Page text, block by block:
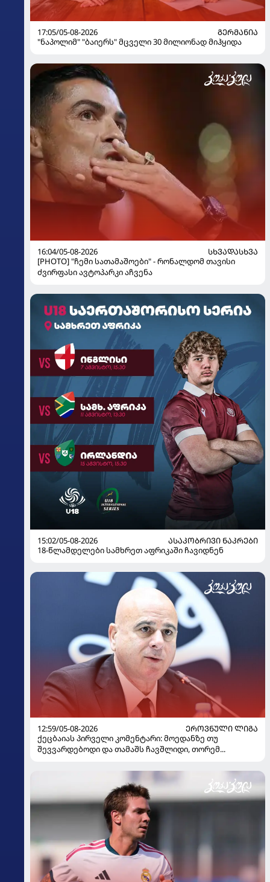
17:05/05-08-2026
ᲒᲔᲠᲛᲐᲜᲘᲐ
"ნაპოლიმ" "ბაიერს" მცველი 30 მილიონად მიჰყიდა
16:04/05-08-2026
ᲡᲮᲕᲐᲓᲐᲡᲮᲕᲐ
[PHOTO] "ჩემი სათამაშოები" - რონალდომ თავისი
ძვირფასი ავტოპარკი აჩვენა
15:02/05-08-2026
ᲐᲡᲐᲙᲝᲑᲠᲘᲕᲘ ᲜᲐᲙᲠᲔᲑᲘ
18-წლამდელები სამხრეთ აფრიკაში ჩავიდნენ
12:59/05-08-2026
ᲔᲠᲝᲕᲜᲣᲚᲘ ᲚᲘᲒᲐ
ქეცბაიას პირველი კომენტარი: მოედანზე თუ
შევვარდებოდი და თამაშს ჩავშლიდი, თორემ...